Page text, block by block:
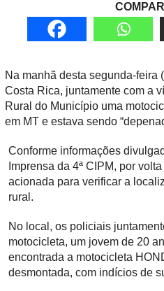
Na manhã desta segunda-feira
Costa Rica, juntamente com a
Rural do Município uma
em MT e estava sendo
Conforme informações
Imprensa da 4ª CIPM, por
acionada para verificar a
rural.
No local, os policiais
motocicleta, um jovem de 20
encontrada a motocicleta
desmontada, com indícios de